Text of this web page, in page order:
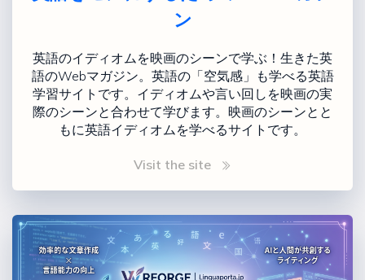
ン
英語のイディオムを映画のシーンで学ぶ！生きた英
語のWebマガジン。英語の「空気感」も学べる英語
学習サイトです。イディオムや言い回しを映画の実
際のシーンと合わせて学びます。映画のシーンとと
もに英語イディオムを学べるサイトです。
Visit the site